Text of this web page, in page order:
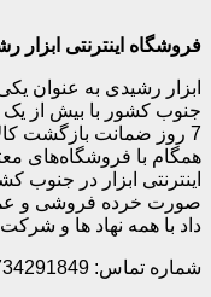
فروشگاه اینترنتی ابزار
ابزار رشیدی به عنوان
جنوب کشور با بیش از یک
7 روز ضمانت بازگشت
همگام با فروشگاه‌های
اینترنتی ابزار در جنوب
صورت خرده فروشی و
داد با همه نهاد ها و
شماره تماس: 07734291849